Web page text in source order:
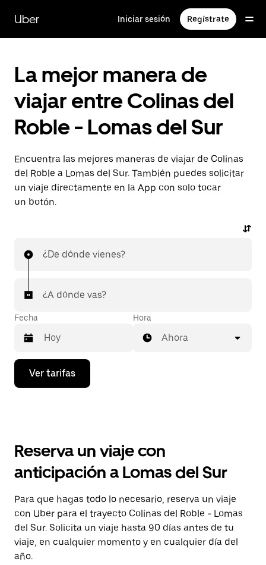
contenido
principal
Uber Iniciar sesión Regístrate
La mejor manera de
viajar entre Colinas del
Roble - Lomas del Sur
Encuentra las mejores maneras de viajar de Colinas
del Roble a Lomas del Sur. También puedes solicitar
un viaje directamente en la App con solo tocar
un botón.
¿De dónde vienes?
¿A dónde vas?
Fecha
Presiona
flecha
el
y
selecciona
una
fecha.
Presiona
la
tecla Esc
para
cerrar
Hora
Ahora
Ver tarifas
Reserva un viaje con
anticipación a Lomas del Sur
Para que hagas todo lo necesario, reserva un viaje
con Uber para el trayecto Colinas del Roble - Lomas
del Sur. Solicita un viaje hasta 90 días antes de tu
viaje, en cualquier momento y en cualquier día del
año.